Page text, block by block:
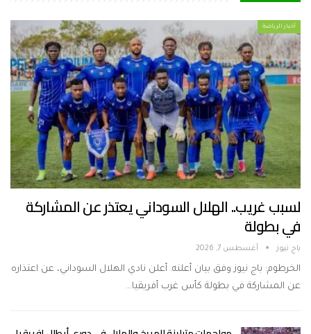
أخبار الرياضة
لسبب غريب.. الهلال السوداني يعتذر عن المشاركة
في بطولة
باج نيوز أغسطس 7, 2026
الخرطوم: باج نيوز وفق بيان أعلنه. أعلن نادي الهلال السوداني، عن اعتذاره
عن المشاركة في بطولة كأس غرب أفريقيا…